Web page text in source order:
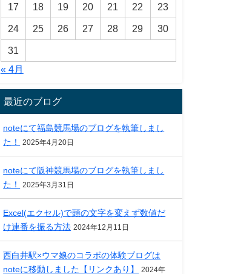
17 18 19 20 21 22 23
24 25 26 27 28 29 30
31
« 4月
最近のブログ
noteにて福島競馬場のブログを執筆しまし
た！
2025年4月20日
noteにて阪神競馬場のブログを執筆しまし
た！
2025年3月31日
Excel(エクセル)で頭の文字を変えず数値だ
け連番を振る方法 2024年12月11日
西白井駅×ウマ娘のコラボの体験ブログは
noteに移動しました【リンクあり】
2024年